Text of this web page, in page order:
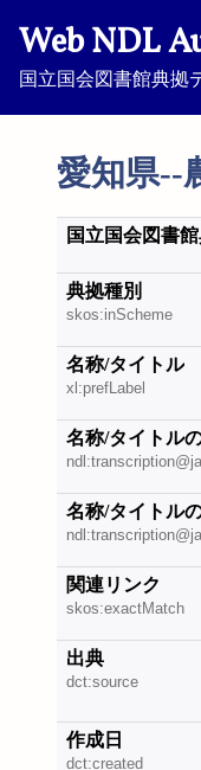
Web NDL
国立国会図書館典拠
愛知県--
国立国会図書
典拠種別
skos:inScheme
名称/タイトル
xl:prefLabel
名称/タイトル
名称/タイトル
関連リンク
skos:exactMatch
出典
dct:source
作成日
dct:created